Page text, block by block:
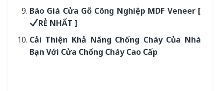
Báo Giá Cửa Gỗ Công Nghiệp MDF Veneer [
RẺ NHẤT ]
Cải Thiện Khả Năng Chống Cháy Của Nhà
Bạn Với Cửa Chống Cháy Cao Cấp